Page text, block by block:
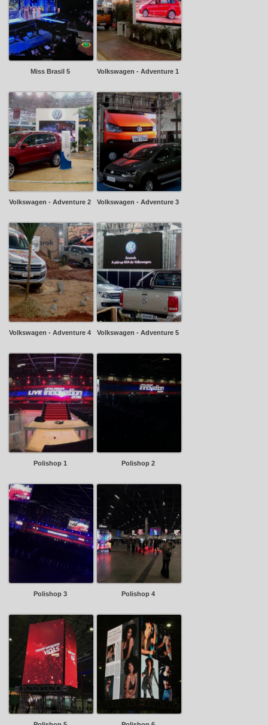
Miss Brasil 5 Volkswagen - Adventure 1
Volkswagen - Adventure 2 Volkswagen - Adventure 3
Volkswagen - Adventure 4 Volkswagen - Adventure 5
Polishop 1 Polishop 2
Polishop 3 Polishop 4